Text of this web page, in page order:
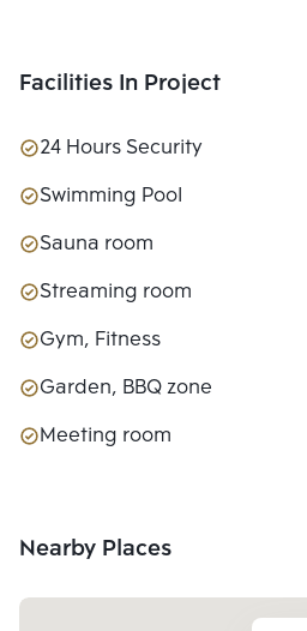
Facilities In Project
24 Hours Security
Swimming Pool
Sauna room
Streaming room
Gym, Fitness
Garden, BBQ zone
Meeting room
Nearby Places